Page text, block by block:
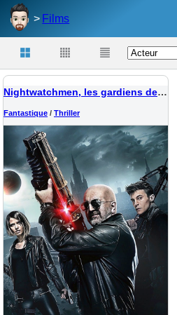
Films
Nightwatchmen, les gardiens de la nuit
Fantastique / Thriller